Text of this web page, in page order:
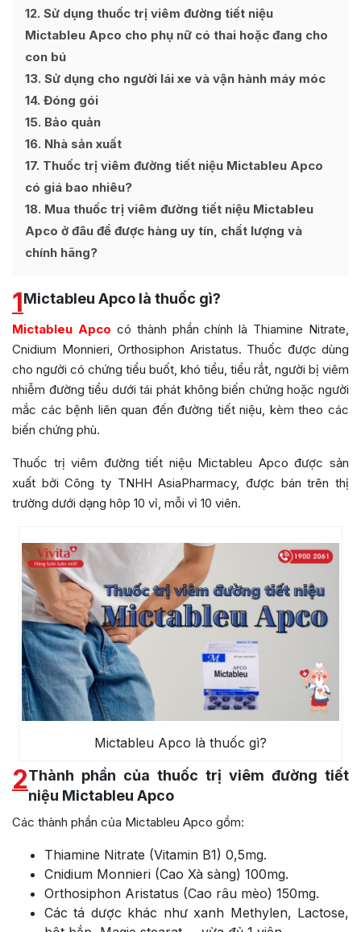
12 Sử dụng thuốc trị viêm đường tiết niệu
Mictableu Apco cho phụ nữ có thai hoặc đang cho
con bú
13 Sử dụng cho người lái xe và vận hành máy móc
14 Đóng gói
15 Bảo quản
16 Nhà sản xuất
17 Thuốc trị viêm đường tiết niệu Mictableu Apco
có giá bao nhiêu?
18 Mua thuốc trị viêm đường tiết niệu Mictableu
Apco ở đâu để được hàng uy tín, chất lượng và
chính hãng?
1Mictableu Apco là thuốc gì?
Mictableu Apco có thành phần chính là Thiamine Nitrate,
Cnidium Monnieri, Orthosiphon Aristatus. Thuốc được dùng
cho người có chứng tiểu buốt, khó tiểu, tiểu rắt, người bị viêm
nhiễm đường tiểu dưới tái phát không biến chứng hoặc người
mắc các bệnh liên quan đến đường tiết niệu, kèm theo các
biến chứng phù.
Thuốc trị viêm đường tiết niệu Mictableu Apco được sản
xuất bởi Công ty TNHH AsiaPharmacy, được bán trên thị
trường dưới dạng hôp 10 vỉ, mỗi vỉ 10 viên.
Mictableu Apco là thuốc gì?
2Thành phần của thuốc trị viêm đường tiết
niệu Mictableu Apco
Các thành phần của Mictableu Apco gồm:
Thiamine Nitrate (Vitamin B1) 0,5mg.
Cnidium Monnieri (Cao Xà sàng) 100mg.
Orthosiphon Aristatus (Cao râu mèo) 150mg.
Các tá dược khác như xanh Methylen, Lactose,